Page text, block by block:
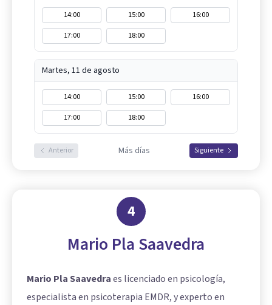
14:00 15:00
16:00
17:00
18:00
Martes, 11 de agosto
14:00 15:00
16:00
17:00
18:00
Anterior Más días Siguiente
4
Mario Pla Saavedra
Mario Pla Saavedraes licenciado en psicología,
especialista en psicoterapia EMDR, y experto en